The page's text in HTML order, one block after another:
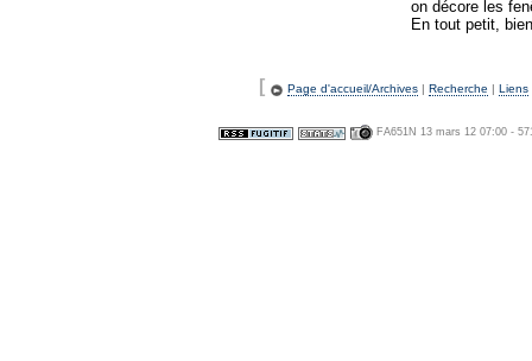
on décore les
En tout petit,
[ Page d'accueil/Archives | Recherche | Liens
FA651N 13 mars 12 07:00 -